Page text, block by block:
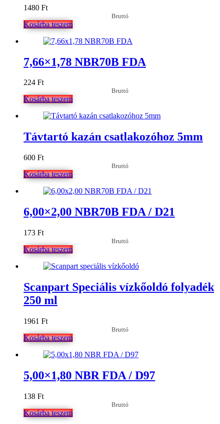
1480 Ft
Bruttó
Kosárba teszem
7,66×1,78 NBR70B FDA
224 Ft
Bruttó
Kosárba teszem
Távtartó kazán csatlakozóhoz 5mm
600 Ft
Bruttó
Kosárba teszem
6,00×2,00 NBR70B FDA / D21
173 Ft
Bruttó
Kosárba teszem
Scanpart Speciális vízkőoldó folyadék
250 ml
1961 Ft
Bruttó
Kosárba teszem
5,00×1,80 NBR FDA / D97
138 Ft
Bruttó
Kosárba teszem